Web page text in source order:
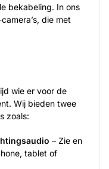
bekabeling. In ons
die met
wie er voor de
Wij bieden twee
zoals:
– Zie en
tablet of